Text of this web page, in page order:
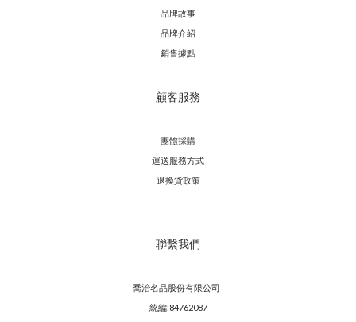
品牌故事
品牌介紹
銷售據點
顧客服務
團體採購
運送服務方式
退換貨政策
聯繫我們
喬治名品股份有限公司
統編:84762087